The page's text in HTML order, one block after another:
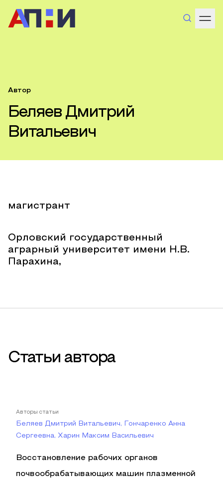
Автор
Беляев Дмитрий
Витальевич
магистрант
Орловский государственный
аграрный университет имени Н.В.
Парахина,
Статьи автора
Авторы статьи
Беляев Дмитрий Витальевич, Гончаренко Анна
Сергеевна, Харин Максим Васильевич
Восстановление рабочих органов
почвообрабатывающих машин плазменной